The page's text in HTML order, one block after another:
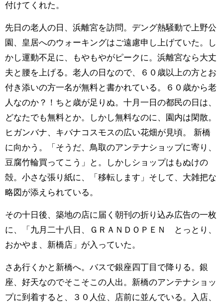
付けてくれた。
先日の老人の日、浜離宮を訪問。デング熱騒動で上野公
園、皇居へのウォーキングはご遠慮申し上げていた。し
かし運動不足に、もやもやがピークに。浜離宮なら大丈
夫と腰を上げる。老人の日なので、６０歳以上の方とお
付き添いの方一名が無料と書かれている。６０歳から老
人なのか？！ちと歳が足りぬ。十月一日の都民の日は、
どなたでも無料とか。しかし無料なのに、園内は閑散。
ヒガンバナ、キバナコスモスの広い花畑が見頃。 新橋
に向かう。「そうだ、鳥取のアンテナショップに寄り、
豆腐竹輪買ってこう」と。しかしショップはもぬけの
殻。小さな張り紙に、「移転します」そして、大雑把な
略図が添えられている。
その十日後、築地の店に届く朝刊の折り込み広告の一枚
に、「九月二十八日、ＧＲＡＮＤＯＰＥＮ とっとり、
おかやま、新橋店」が入っていた。
さあ行くかと新橋へ。バスで銀座四丁目で降りる。銀
座、好天なのでそこそこの人出。新橋のアンテナショッ
プに到着すると、３０人位、店前に並んでいる。入店、